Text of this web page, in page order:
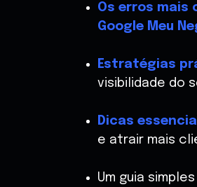
Os erros mais
Google Meu
Estratégias
visibilidade do
Dicas
e atrair mais
Um guia